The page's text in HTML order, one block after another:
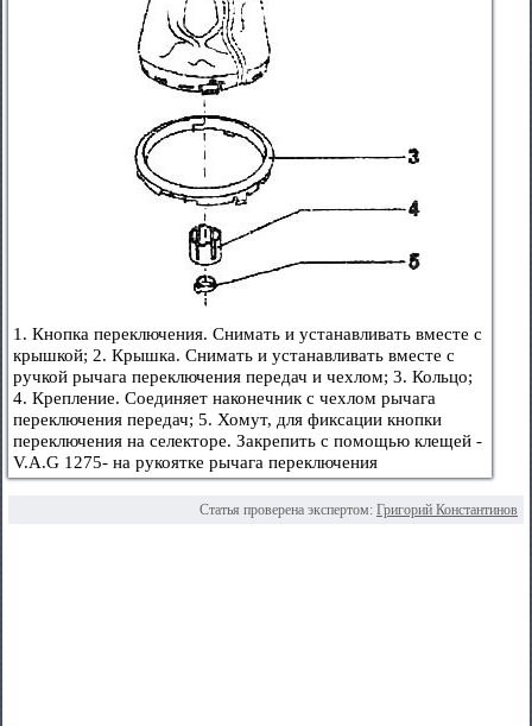
1. Кнопка переключения. Снимать и устанавливать вместе с
крышкой; 2. Крышка. Снимать и устанавливать вместе с
ручкой рычага переключения передач и чехлом; 3. Кольцо;
4. Крепление. Соединяет наконечник с чехлом рычага
переключения передач; 5. Хомут, для фиксации кнопки
переключения на селекторе. Закрепить с помощью клещей -
V.A.G 1275- на рукоятке рычага переключения
Статья проверена экспертом: Григорий Константинов